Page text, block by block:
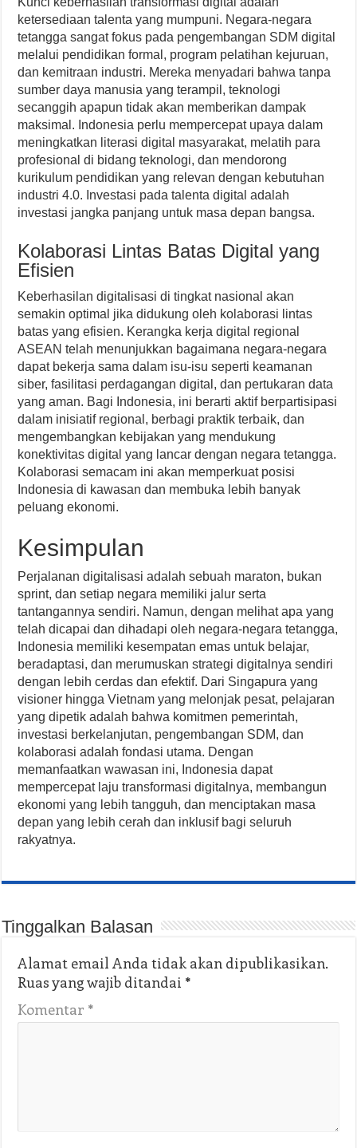
ketersediaan talenta yang mumpuni. Negara-negara
tetangga sangat fokus pada pengembangan SDM digital
melalui pendidikan formal, program pelatihan kejuruan,
dan kemitraan industri. Mereka menyadari bahwa tanpa
sumber daya manusia yang terampil, teknologi
secanggih apapun tidak akan memberikan dampak
maksimal. Indonesia perlu mempercepat upaya dalam
meningkatkan literasi digital masyarakat, melatih para
profesional di bidang teknologi, dan mendorong
kurikulum pendidikan yang relevan dengan kebutuhan
industri 4.0. Investasi pada talenta digital adalah
investasi jangka panjang untuk masa depan bangsa.
Kolaborasi Lintas Batas Digital yang
Efisien
Keberhasilan digitalisasi di tingkat nasional akan
semakin optimal jika didukung oleh kolaborasi lintas
batas yang efisien. Kerangka kerja digital regional
ASEAN telah menunjukkan bagaimana negara-negara
dapat bekerja sama dalam isu-isu seperti keamanan
siber, fasilitasi perdagangan digital, dan pertukaran data
yang aman. Bagi Indonesia, ini berarti aktif berpartisipasi
dalam inisiatif regional, berbagi praktik terbaik, dan
mengembangkan kebijakan yang mendukung
konektivitas digital yang lancar dengan negara tetangga.
Kolaborasi semacam ini akan memperkuat posisi
Indonesia di kawasan dan membuka lebih banyak
peluang ekonomi.
Kesimpulan
Perjalanan digitalisasi adalah sebuah maraton, bukan
sprint, dan setiap negara memiliki jalur serta
tantangannya sendiri. Namun, dengan melihat apa yang
telah dicapai dan dihadapi oleh negara-negara tetangga,
Indonesia memiliki kesempatan emas untuk belajar,
beradaptasi, dan merumuskan strategi digitalnya sendiri
dengan lebih cerdas dan efektif. Dari Singapura yang
visioner hingga Vietnam yang melonjak pesat, pelajaran
yang dipetik adalah bahwa komitmen pemerintah,
investasi berkelanjutan, pengembangan SDM, dan
kolaborasi adalah fondasi utama. Dengan
memanfaatkan wawasan ini, Indonesia dapat
mempercepat laju transformasi digitalnya, membangun
ekonomi yang lebih tangguh, dan menciptakan masa
depan yang lebih cerah dan inklusif bagi seluruh
rakyatnya.
Tinggalkan Balasan
Alamat email Anda tidak akan dipublikasikan.
Ruas yang wajib ditandai *
Komentar *